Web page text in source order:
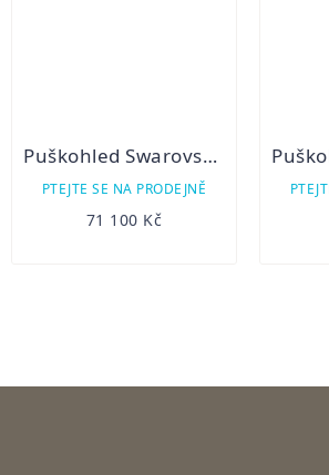
Puškohled Swarovski Z6i 2,5-15x56 P BT SR
PTEJTE SE NA PRODEJNĚ
71 100 Kč